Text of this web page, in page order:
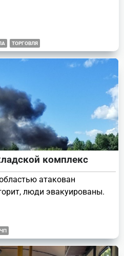
ТОРГОВЛЯ
комплекс
атакован
люди эвакуированы.
ЧП